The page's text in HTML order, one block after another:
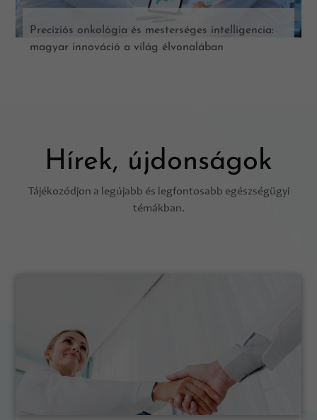
Precíziós onkológia és mesterséges intelligencia:
magyar innováció a világ élvonalában
Hírek, újdonságok
Tájékozódjon a legújabb és legfontosabb egészségügyi
témákban.